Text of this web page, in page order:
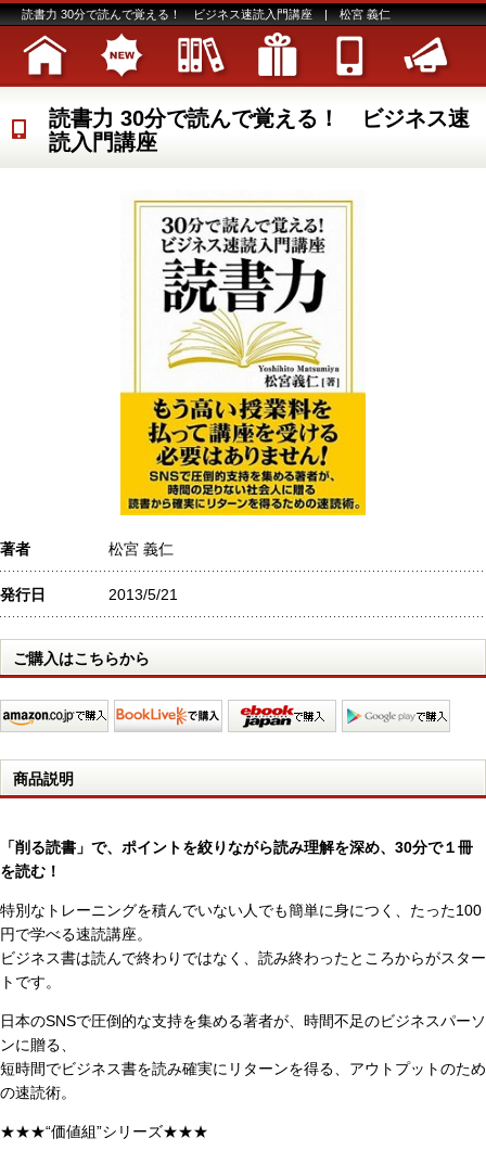
読書力 30分で読んで覚える！ ビジネス速読入門講座 | 松宮 義仁
読書力 30分で読んで覚える！ ビジネス速
読入門講座
著者 松宮 義仁
発行日 2013/5/21
ご購入はこちらから
商品説明
「削る読書」で、ポイントを絞りながら読み理解を深め、30分で１冊
を読む！
特別なトレーニングを積んでいない人でも簡単に身につく、たった100
円で学べる速読講座。
ビジネス書は読んで終わりではなく、読み終わったところからがスター
トです。
日本のSNSで圧倒的な支持を集める著者が、時間不足のビジネスパーソ
ンに贈る、
短時間でビジネス書を読み確実にリターンを得る、アウトプットのため
の速読術。
★★★“価値組”シリーズ★★★